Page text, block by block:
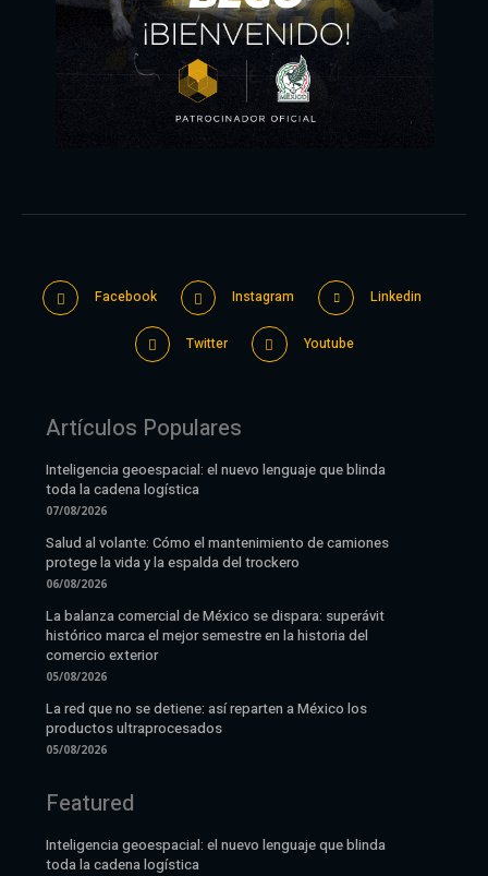
Facebook Instagram Linkedin
Twitter Youtube
Artículos Populares
Inteligencia geoespacial: el nuevo lenguaje que blinda
toda la cadena logística
07/08/2026
Salud al volante: Cómo el mantenimiento de camiones
protege la vida y la espalda del trockero
06/08/2026
La balanza comercial de México se dispara: superávit
histórico marca el mejor semestre en la historia del
comercio exterior
05/08/2026
La red que no se detiene: así reparten a México los
productos ultraprocesados
05/08/2026
Featured
Inteligencia geoespacial: el nuevo lenguaje que blinda
toda la cadena logística